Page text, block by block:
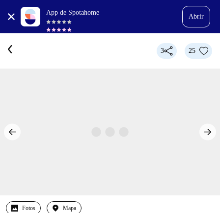
App de Spotahome
Abrir
3 25
Fotos Mapa